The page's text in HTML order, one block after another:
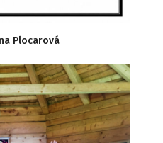
Plocarová